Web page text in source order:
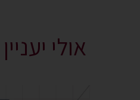
אולי